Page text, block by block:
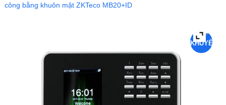
công bằng khuôn mặt ZKTeco MB20+ID
KHUYẾN